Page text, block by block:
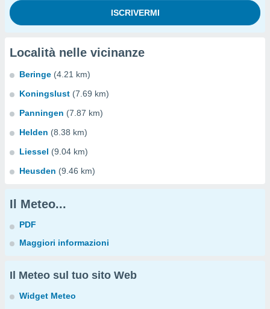
Località nelle vicinanze
Beringe (4.21 km)
Koningslust (7.69 km)
Panningen (7.87 km)
Helden (8.38 km)
Liessel (9.04 km)
Heusden (9.46 km)
Il Meteo...
PDF
Maggiori informazioni
Il Meteo sul tuo sito Web
Widget Meteo